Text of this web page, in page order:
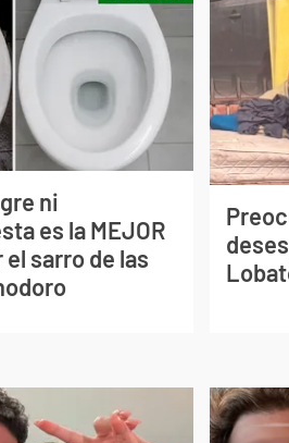
ni
es la MEJOR
sarro de las